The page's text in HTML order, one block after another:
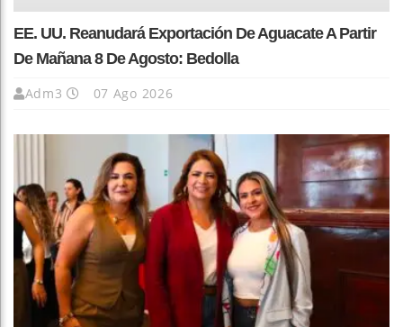
EE. UU. Reanudará Exportación De Aguacate A Partir
De Mañana 8 De Agosto: Bedolla
Adm3 07 Ago 2026